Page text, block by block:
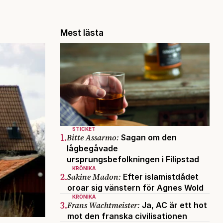
Mest lästa
STICKET
1.Bitte Assarmo: Sagan om den
lågbegåvade
ursprungsbefolkningen i Filipstad
KRÖNIKA
2.Sakine Madon: Efter islamistdådet
oroar sig vänstern för Agnes Wold
KRÖNIKA
3.Frans Wachtmeister: Ja, AC är ett hot
mot den franska civilisationen